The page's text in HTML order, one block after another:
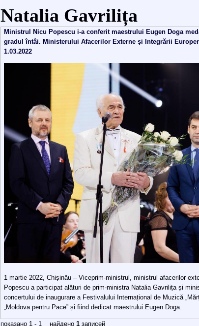
当前位置
Natalia Gavrilița
Ministrul Nicu Popescu i-a conferit maestrului Eugen Doga
gradul întâi. Ministerului Afacerilor Externe și Integrării
1.03.2022
1 martie 2022, Chișinău – Viceprim-ministrul, ministrul afacerilor
Popescu a participat alături de prim-ministra Natalia Gavrilița și
concertului de inaugurare a Festivalului Internațional de Muzică
„Moldova pentru Pace” și fiind dedicat maestrului Eugen Doga.
показано 1 - 1 найдено1 записей